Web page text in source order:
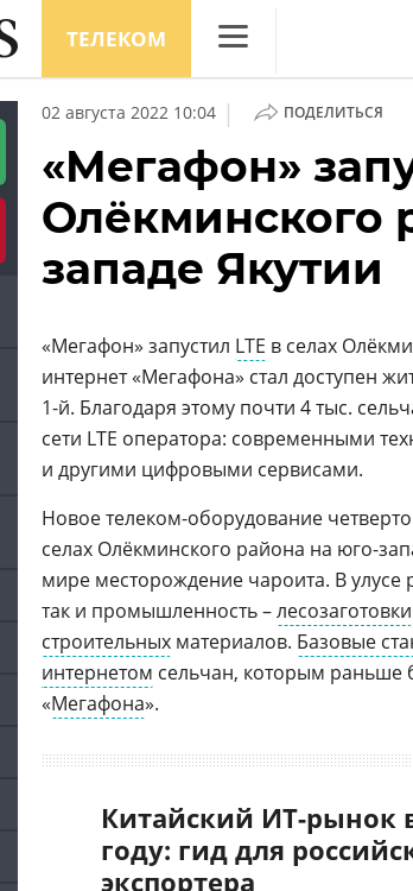
ТЕЛЕКОМ
Аналитика
Конференции
Маркет
Техника
02 августа 2022 10:04 | ПОДЕЛИТЬСЯ
«Мегафон»
Олёкминского
западе Якутии
«Мегафон» запустил LTE в селах
интернет «Мегафона» стал доступен
1-й. Благодаря этому почти 4 тыс.
сети LTE оператора: современными
и другими цифровыми сервисами.
Новое телеком-оборудование
селах Олёкминского района на юго-
мире месторождение чароита. В улусе
так и промышленность –лесозаготовки
строительных материалов. Базовые
интернетом сельчан, которым раньше
«Мегафона».
Китайский ИТ-рынок
году: гид для
экспортера